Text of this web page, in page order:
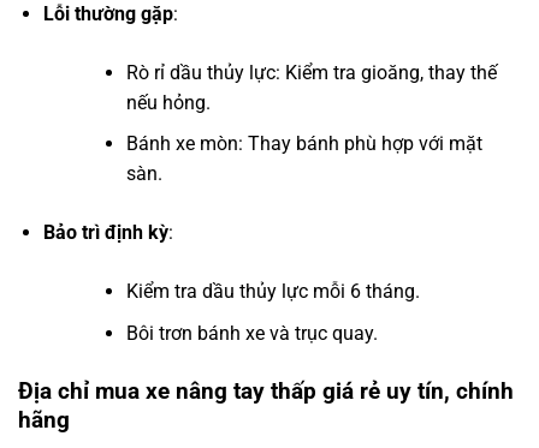
Lỗi thường gặp:
Rò rỉ dầu thủy lực: Kiểm tra gioăng, thay thế
nếu hỏng.
Bánh xe mòn: Thay bánh phù hợp với mặt
sàn.
Bảo trì định kỳ:
Kiểm tra dầu thủy lực mỗi 6 tháng.
Bôi trơn bánh xe và trục quay.
Địa chỉ mua xe nâng tay thấp giá rẻ uy tín, chính
hãng